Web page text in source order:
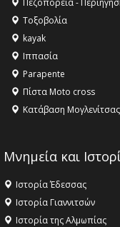
Οδό Σίνδου από την
11:36 -Λάκης
το Μουσείο της
18:09 -
όμορφο θερινό
Πεζοπορεία -
Τοξοβολία
kayak
Ιππασία
Parapente
Πίστα Moto cross
Κατάβαση
Μνημεία και
Ιστορία Έδεσσας
Ιστορία Γιαννιτσών
Ιστορία της Αλμωπίας